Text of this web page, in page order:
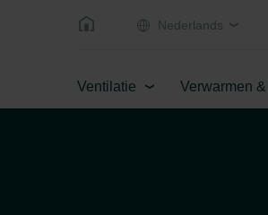
Nederlands
Ventilatie Verwarmen